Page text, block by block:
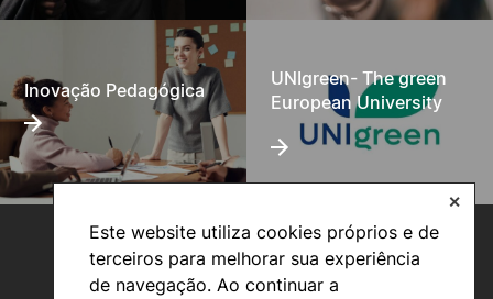
Este website utiliza cookies próprios e de
terceiros para melhorar sua experiência
de navegação. Ao continuar a
✕
Inovação Pedagógica
UNIgreen- The green
European University